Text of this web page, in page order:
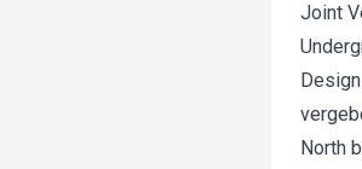
Joint
North